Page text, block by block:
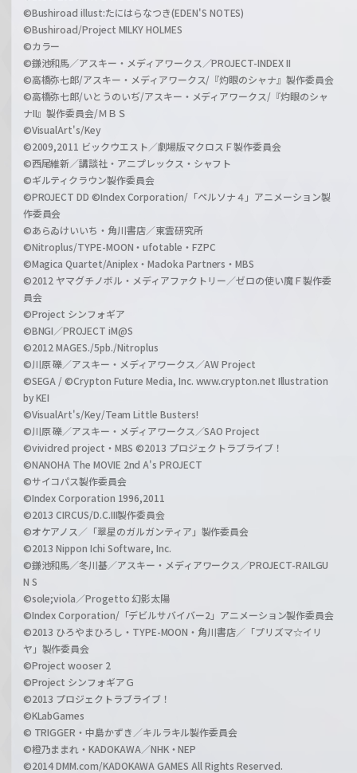
©Bushiroad illust:たにはらなつき(EDEN'S NOTES)
©Bushiroad/Project MILKY HOLMES
©カラー
©鎌池和馬／アスキー・メディアワークス／PROJECT-INDEX II
©高橋弥七郎/アスキー・メディアワークス/『灼眼のシャナ』製作委員会
©高橋弥七郎/いとうのいぢ/アスキー・メディアワークス/『灼眼のシャ
ナII』製作委員会/ＭＢＳ
©VisualArt's/Key
©2009,2011 ビックウエスト／劇場版マクロスＦ製作委員会
©西尾維新／講談社・アニプレックス・シャフト
©ギルティクラウン製作委員会
©PROJECT DD ©Index Corporation/「ペルソナ４」アニメーション製
作委員会
©あらゐけいいち・角川書店／東雲研究所
©Nitroplus/TYPE-MOON・ufotable・FZPC
©Magica Quartet/Aniplex・Madoka Partners・MBS
©2012 ヤマグチノボル・メディアファクトリー／ゼロの使い魔Ｆ製作委
員会
©Project シンフォギア
©BNGI／PROJECT iM@S
©2012 MAGES./5pb./Nitroplus
©川原 礫／アスキー・メディアワークス／AW Project
©SEGA / ©Crypton Future Media, Inc. www.crypton.net Illustration
by KEI
©VisualArt's/Key/Team Little Busters!
©川原 礫／アスキー・メディアワークス／SAO Project
©vividred project・MBS ©2013 プロジェクトラブライブ！
©NANOHA The MOVIE 2nd A's PROJECT
©サイコパス製作委員会
©Index Corporation 1996,2011
©2013 CIRCUS/D.C.III製作委員会
©オケアノス／「翠星のガルガンティア」製作委員会
©2013 Nippon Ichi Software, Inc.
©鎌池和馬／冬川基／アスキー・メディアワークス／PROJECT-RAILGU
N S
©sole;viola／Progetto 幻影太陽
©Index Corporation/「デビルサバイバー2」アニメーション製作委員会
©2013 ひろやまひろし・TYPE-MOON・角川書店／「プリズマ☆イリ
ヤ」製作委員会
©Project wooser 2
©Project シンフォギアＧ
©2013 プロジェクトラブライブ！
©KLabGames
© TRIGGER・中島かずき／キルラキル製作委員会
©橙乃ままれ・KADOKAWA／NHK・NEP
©2014 DMM.com/KADOKAWA GAMES All Rights Reserved.